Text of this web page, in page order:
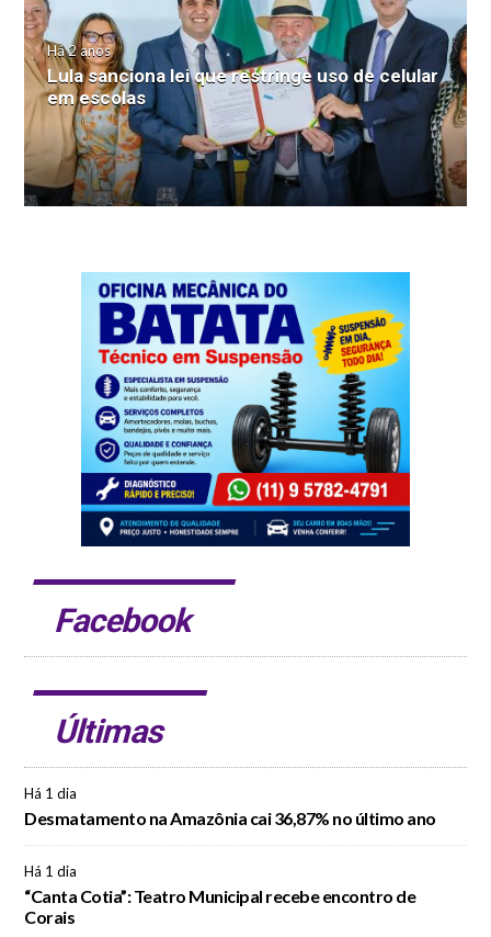
Há 2 anos
Lula sanciona lei que restringe uso de celular
em escolas
Facebook
Últimas
Há 1 dia
Desmatamento na Amazônia cai 36,87% no último ano
Há 1 dia
“Canta Cotia”: Teatro Municipal recebe encontro de
Corais